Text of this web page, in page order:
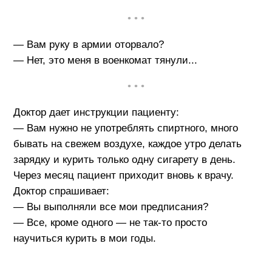
• • •
— Вам руку в армии оторвало?
— Нет, это меня в военкомат тянули...
• • •
Доктор дает инструкции пациенту:
— Вам нужно не употреблять спиртного, много
бывать на свежем воздухе, каждое утро делать
зарядку и курить только одну сигарету в день.
Через месяц пациент приходит вновь к врачу.
Доктор спрашивает:
— Вы выполняли все мои предписания?
— Все, кроме одного — не так-то просто
научиться курить в мои годы.